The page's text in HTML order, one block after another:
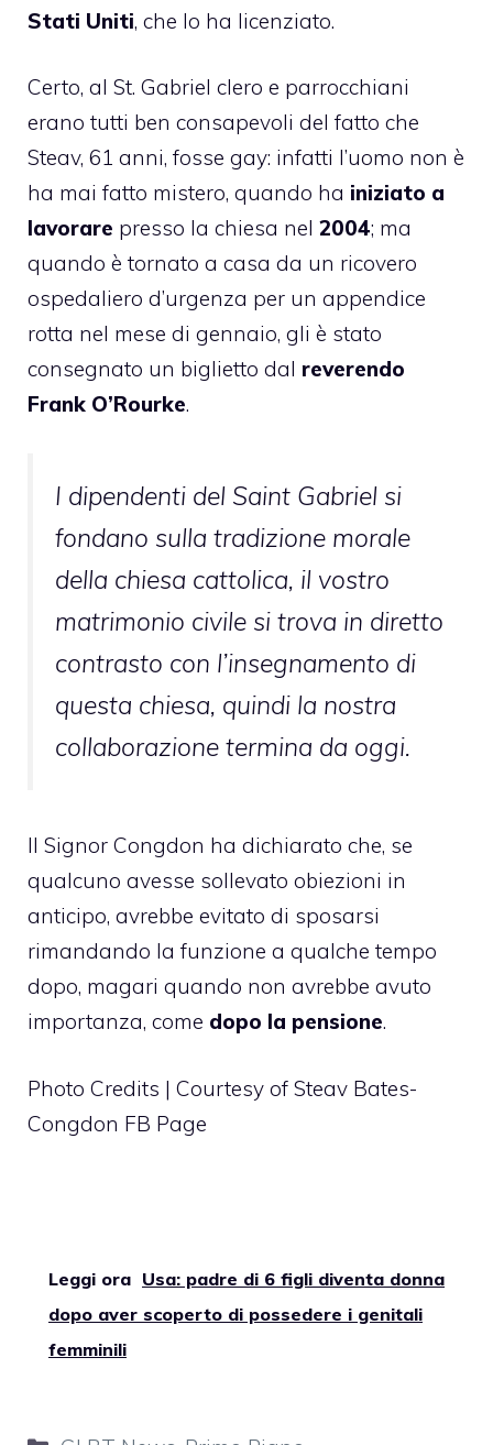
Stati Uniti, che lo ha licenziato.
Certo, al St. Gabriel clero e parrocchiani
erano tutti ben consapevoli del fatto che
Steav, 61 anni, fosse gay: infatti l’uomo non è
ha mai fatto mistero, quando ha iniziato a
lavorare presso la chiesa nel 2004; ma
quando è tornato a casa da un ricovero
ospedaliero d’urgenza per un appendice
rotta nel mese di gennaio, gli è stato
consegnato un biglietto dal reverendo
Frank O’Rourke.
I dipendenti del Saint Gabriel si
fondano sulla tradizione morale
della chiesa cattolica, il vostro
matrimonio civile si trova in diretto
contrasto con l’insegnamento di
questa chiesa, quindi la nostra
collaborazione termina da oggi.
Il Signor Congdon ha dichiarato che, se
qualcuno avesse sollevato obiezioni in
anticipo, avrebbe evitato di sposarsi
rimandando la funzione a qualche tempo
dopo, magari quando non avrebbe avuto
importanza, come dopo la pensione.
Photo Credits | Courtesy of Steav Bates-
Congdon FB Page
Leggi ora Usa: padre di 6 figli diventa donna
dopo aver scoperto di possedere i genitali
femminili